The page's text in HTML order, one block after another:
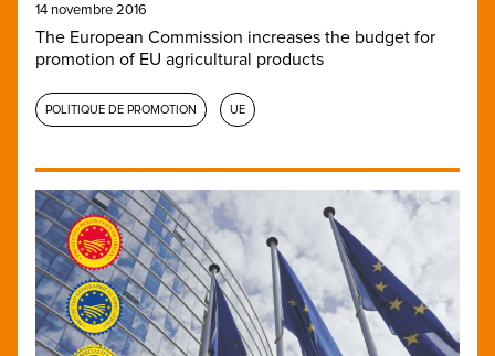
14 novembre 2016
The European Commission increases the budget for
promotion of EU agricultural products
POLITIQUE DE PROMOTION UE